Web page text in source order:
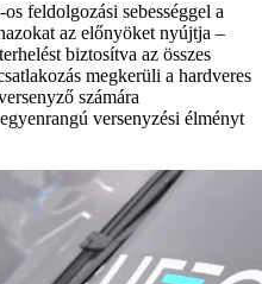
feldolgozási sebességgel a
az előnyöket nyújtja –
biztosítva az összes
megkerüli a hardveres
számára
versenyzési élményt